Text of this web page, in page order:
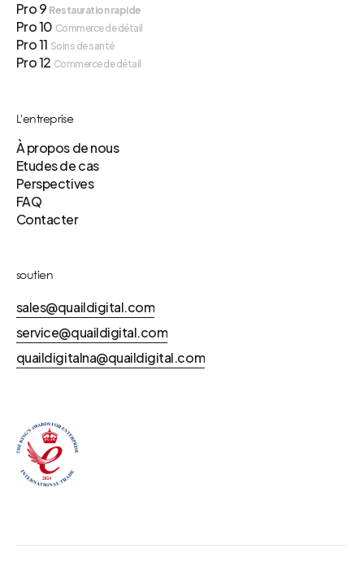
Pro 9 Restauration rapide
Pro 10 Commerce de détail
Pro 11 Soins de santé
Pro 12 Commerce de détail
L'entreprise
À propos de nous
Etudes de cas
Perspectives
FAQ
Contacter
soutien
sales@quaildigital.com
service@quaildigital.com
quaildigitalna@quaildigital.com